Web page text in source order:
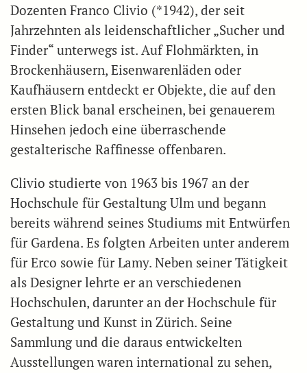
Dozenten Franco Clivio (*1942), der seit
Jahrzehnten als leidenschaftlicher „Sucher und
Finder“ unterwegs ist. Auf Flohmärkten, in
Brockenhäusern, Eisenwarenläden oder
Kaufhäusern entdeckt er Objekte, die auf den
ersten Blick banal erscheinen, bei genauerem
Hinsehen jedoch eine überraschende
gestalterische Raffinesse offenbaren.
Clivio studierte von 1963 bis 1967 an der
Hochschule für Gestaltung Ulm und begann
bereits während seines Studiums mit Entwürfen
für Gardena. Es folgten Arbeiten unter anderem
für Erco sowie für Lamy. Neben seiner Tätigkeit
als Designer lehrte er an verschiedenen
Hochschulen, darunter an der Hochschule für
Gestaltung und Kunst in Zürich. Seine
Sammlung und die daraus entwickelten
Ausstellungen waren international zu sehen,